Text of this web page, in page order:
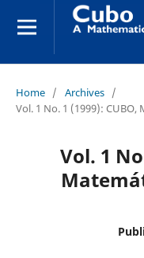
Home / Archives /
Vol. 1 No. 1 (1999):
Vol. 1